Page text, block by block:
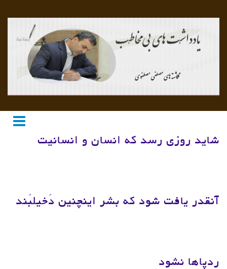
شاید روزی رسد که انسان و انسانیت
آنقدر یافت شود که بشر اینچنین دَخیلبَند
ردپاها نشود